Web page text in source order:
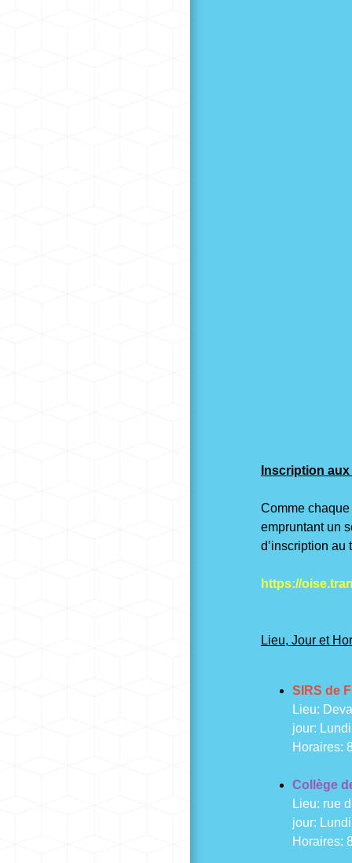
Inscription
Comme
empruntant un
d’inscription au
https://
Lieu, Jour et
SIRS de
Lieu:
jour:
Horaires:
Collège
Lieu: rue
jour:
Horaires: